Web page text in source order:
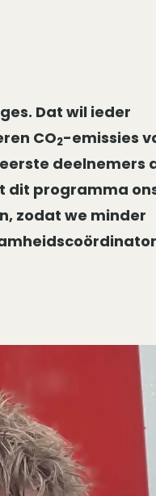
Dat wil ieder
CO2-emissies
deelnemers
dit programma
zodat we minder